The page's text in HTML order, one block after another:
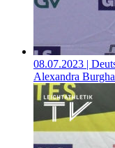
08.07.2023 |
Alexandra